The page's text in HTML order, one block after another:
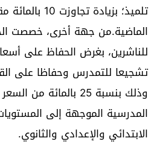
تلميذ؛ بزيادة
الماضية.من جهة أخرى، خصصت
للناشرين، بغرض الحفاظ على
تشجيعا للتمدرس وحفاظا على
وذلك بنسبة 25
المدرسية الموجهة إلى
الابتدائي والإعدادي والثانوي.